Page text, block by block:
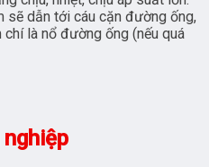
sẽ dẫn tới cáu cặn đường ống,
là nổ đường ống (nếu quá